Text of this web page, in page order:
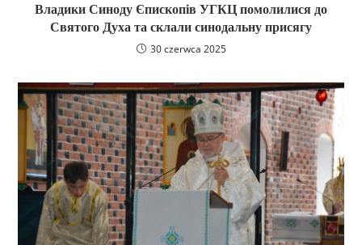
Владики Синоду Єпископів УГКЦ помолилися до
Святого Духа та склали синодальну присягу
30 czerwca 2025